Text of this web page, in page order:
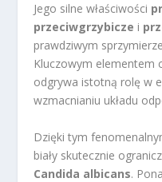
Jego silne właściwości
przeciwgrzybicze i
prawdziwym
Kluczowym elementem
odgrywa istotną rolę w
wzmacnianiu układu
Dzięki tym
biały skutecznie
Candida albicans.